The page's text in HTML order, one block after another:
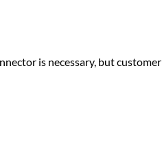
is necessary, but customer